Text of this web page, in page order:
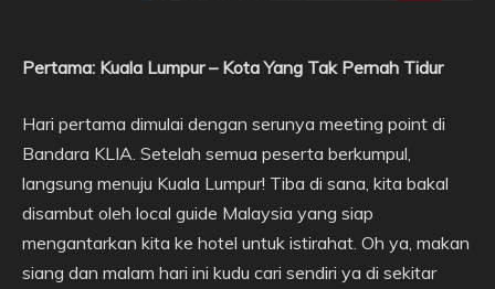
Pertama: Kuala Lumpur – Kota Yang Tak Pernah Tidur
Hari pertama dimulai dengan serunya meeting point di
Bandara KLIA. Setelah semua peserta berkumpul,
langsung menuju Kuala Lumpur! Tiba di sana, kita bakal
disambut oleh local guide Malaysia yang siap
mengantarkan kita ke hotel untuk istirahat. Oh ya, makan
siang dan malam hari ini kudu cari sendiri ya di sekitar